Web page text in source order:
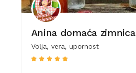
Anina domaća zimnica
Volja, vera, upornost